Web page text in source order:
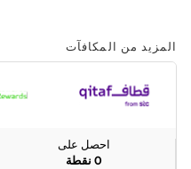
المزيد من المكافآت
احصل على
0 نقطة